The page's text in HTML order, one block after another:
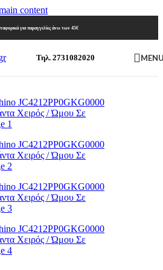
content
για παραγγελίες άνω των 45€
Τηλ. 2731082020